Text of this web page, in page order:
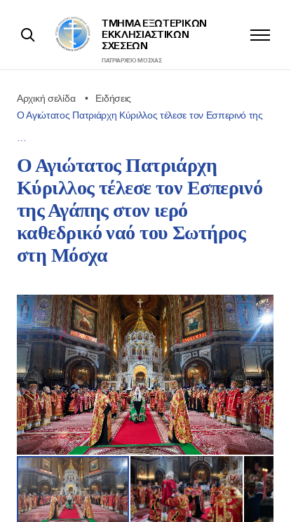
ΤΜΉΜΑ ΕΞΩΤΕΡΙΚΩΝ
ΕΚΚΛΗΣΙΑΣΤΙΚΩΝ
ΣΧΈΣΕΩΝ
ΠΑΤΡΙΑΡΧΕΊΟ ΜΌΣΧΑΣ
Αρχική σελίδα
Ειδήσεις
Ο Αγιώτατος Πατριάρχη Κύριλλος τέλεσε τον Εσπερινό της
Ο Αγιώτατος Πατριάρχη
Κύριλλος τέλεσε τον Εσπερινό
της Αγάπης στον ιερό
καθεδρικό ναό του Σωτήρος
στη Μόσχα